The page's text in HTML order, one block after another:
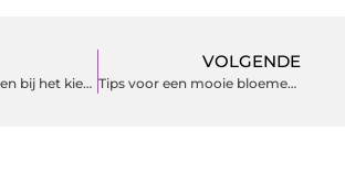
Wat te overwegen bij het kiezen van een loungeset voor uw tuin?
VOLGENDE
Tips voor een mooie bloementuin in de komende lente!